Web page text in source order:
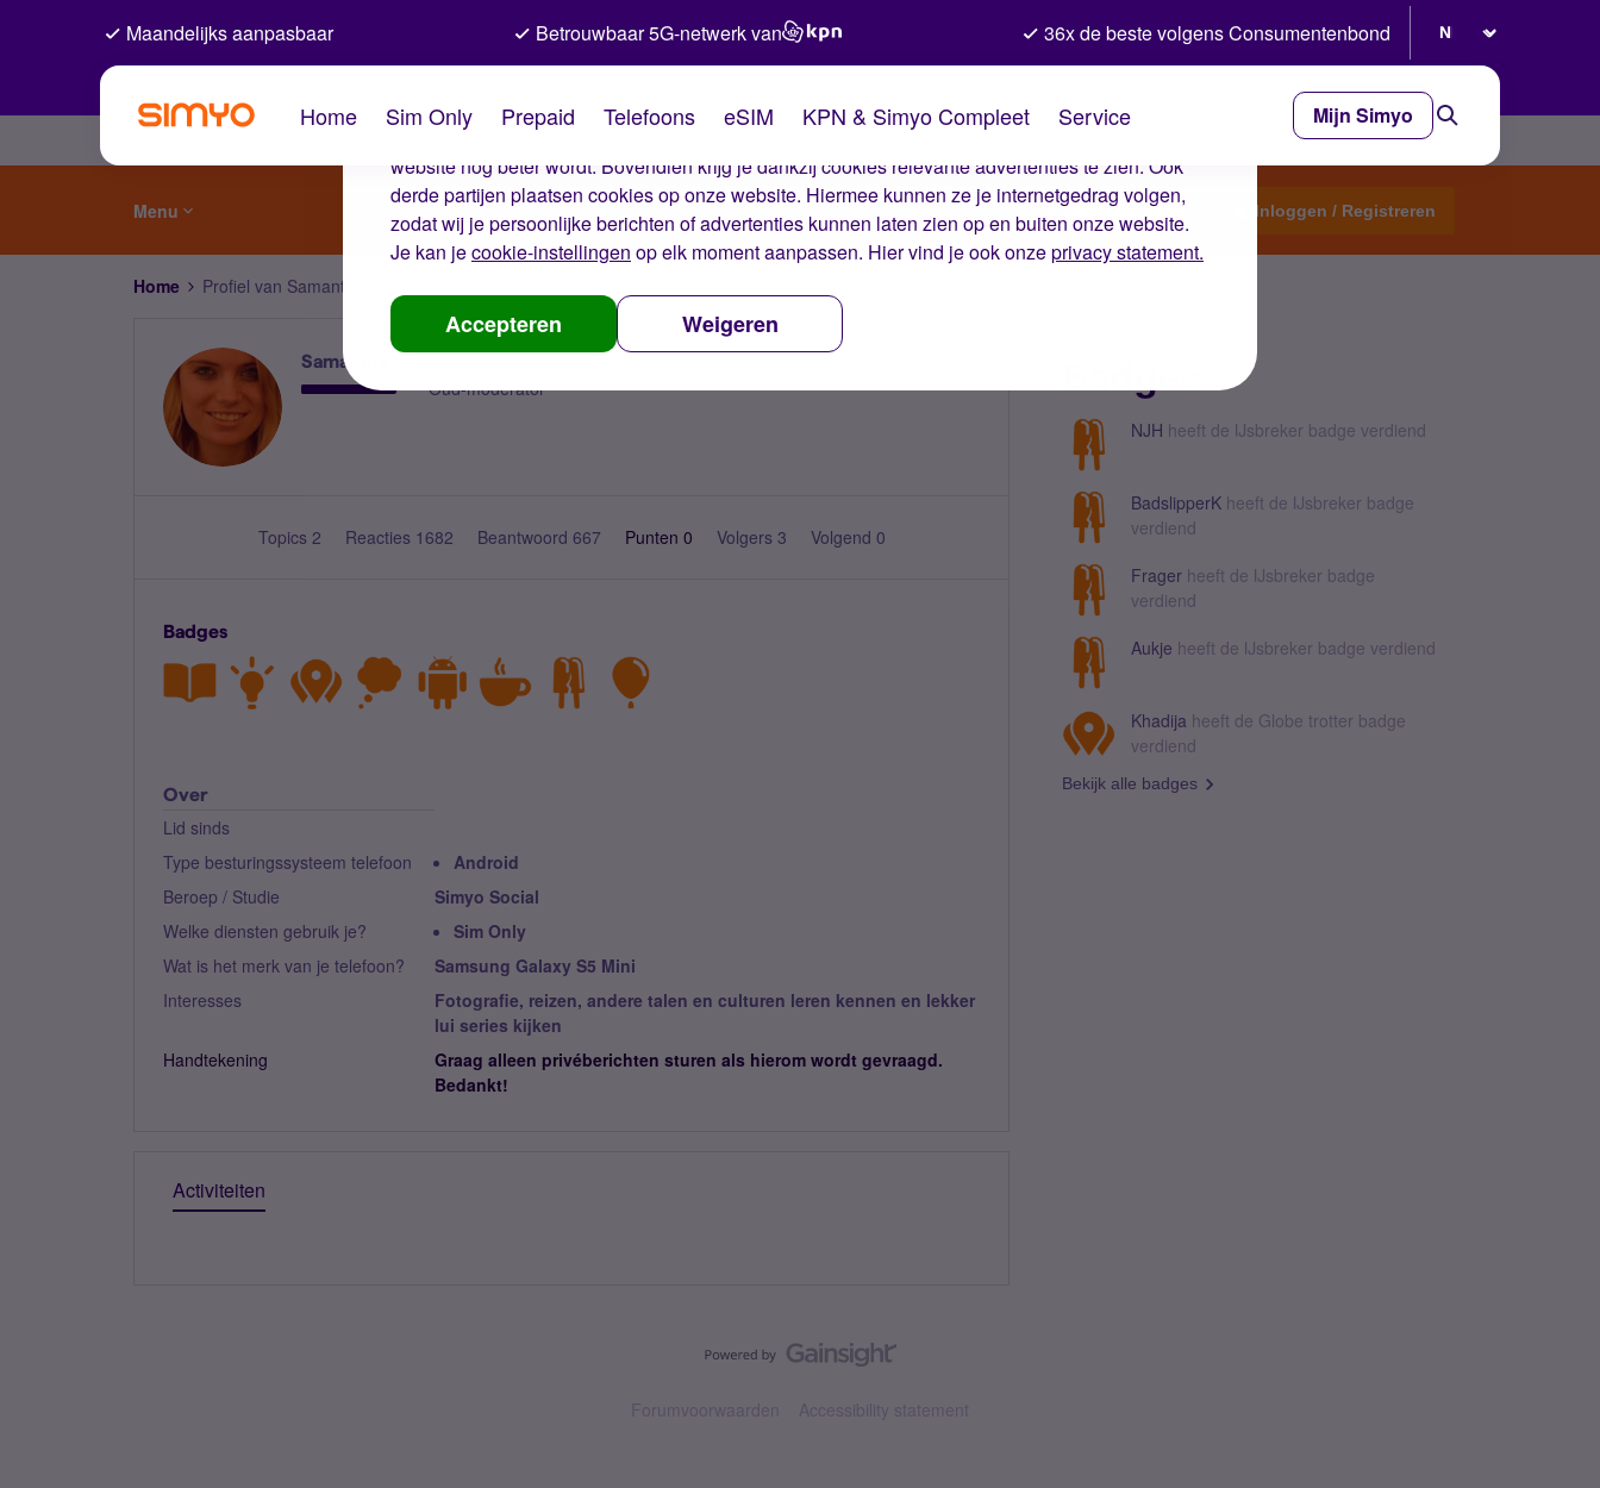
De cookies van Simyo
Wij gebruiken cookies op onze website. Met deze cookies zorgen wij ervoor dat je ervaring op de
website nog beter wordt. Bovendien krijg je dankzij cookies relevante advertenties te zien. Ook
derde partijen plaatsen cookies op onze website. Hiermee kunnen ze je internetgedrag volgen,
zodat wij je persoonlijke berichten of advertenties kunnen laten zien op en buiten onze website.
Je kan jecookie-instellingen op elk moment aanpassen. Hier vind je ook onzeprivacy statement.
Accepteren Weigeren
Maandelijks aanpasbaar Betrouwbaar 5G-netwerk van 36x de beste volgens Consumentenbond
Home Sim Only Prepaid Telefoons eSIM KPN & Simyo Compleet Service Mijn Simyo
Menu Start een topic Inloggen / Registreren
Home Profiel van Samantha
Samantha
Oud-moderator
Topics 2 Reacties 1682 Beantwoord 667 Punten 0 Volgers 3 Volgend 0
Badges
Over
Lid sinds
Type besturingssysteem telefoon
Android
Beroep / Studie
Simyo Social
Welke diensten gebruik je?
Sim Only
Wat is het merk van je telefoon?
Samsung Galaxy S5 Mini
Interesses
Fotografie, reizen, andere talen en culturen leren kennen en lekker
lui series kijken
Handtekening
Graag alleen privéberichten sturen als hierom wordt gevraagd.
Bedankt!
Activiteiten
NJH heeft de IJsbreker badge verdiend
BadslipperK heeft de IJsbreker badge
verdiend
Frager heeft de IJsbreker badge
verdiend
Aukje heeft de IJsbreker badge verdiend
Khadija heeft de Globe trotter badge
verdiend
Bekijk alle badges
Forumvoorwaarden Accessibility statement